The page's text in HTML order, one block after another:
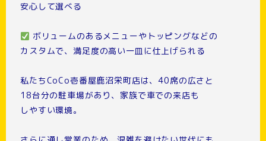
安心して選べる
ボリュームのあるメニューやトッピングなどの
カスタムで、満足度の高い一皿に仕上げられる
私たちCoCo壱番屋鹿沼栄町店は、40席の広さと
18台分の駐車場があり、家族で車での来店も
しやすい環境。